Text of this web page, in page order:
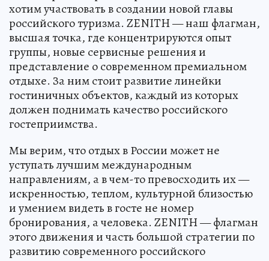
хотим участвовать в создании новой главы
российского туризма. ZENITH — наш флагман,
высшая точка, где концентрируются опыт
группы, новые сервисные решения и
представление о современном премиальном
отдыхе. За ним стоит развитие линейки
гостиничных объектов, каждый из которых
должен поднимать качество российского
гостеприимства.
Мы верим, что отдых в России может не
уступать лучшим международным
направлениям, а в чем-то превосходить их —
искренностью, теплом, культурной близостью
и умением видеть в госте не номер
бронирования, а человека. ZENITH — флагман
этого движения и часть большой стратегии по
развитию современного российского